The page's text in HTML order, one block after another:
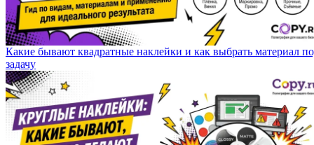
Какие бывают квадратные наклейки и как выбрать материал
задачу